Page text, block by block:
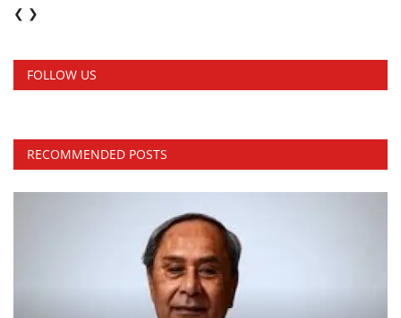
❮ ❯
FOLLOW US
RECOMMENDED POSTS